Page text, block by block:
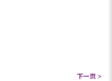
下一页 >